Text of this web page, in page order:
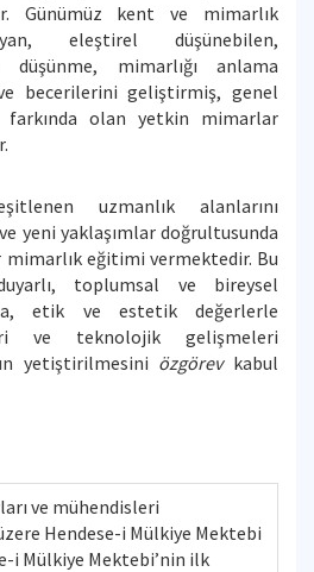
Günümüz kent ve mimarlık
eleştirel düşünebilen,
düşünme, mimarlığı anlama
becerilerini geliştirmiş, genel
farkında olan yetkin mimarlar
uzmanlık alanlarını
yeni yaklaşımlar doğrultusunda
mimarlık eğitimi vermektedir. Bu
toplumsal ve bireysel
etik ve estetik değerlerle
ve teknolojik gelişmeleri
yetiştirilmesini özgörevkabul
ve mühendisleri
Hendese-i Mülkiye Mektebi
i Mülkiye Mektebi’nin ilk